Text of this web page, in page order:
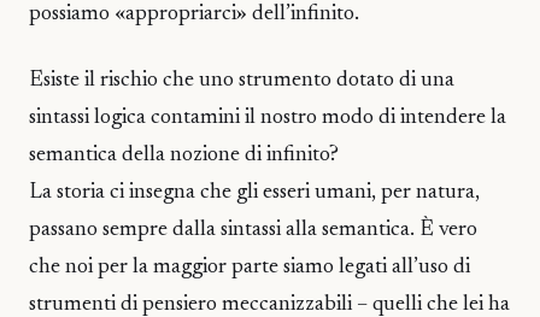
possiamo «appropriarci» dell’infinito.
Esiste il rischio che uno strumento dotato di una
sintassi logica contamini il nostro modo di intendere la
semantica della nozione di infinito?
La storia ci insegna che gli esseri umani, per natura,
passano sempre dalla sintassi alla semantica. È vero
che noi per la maggior parte siamo legati all’uso di
strumenti di pensiero meccanizzabili – quelli che lei ha